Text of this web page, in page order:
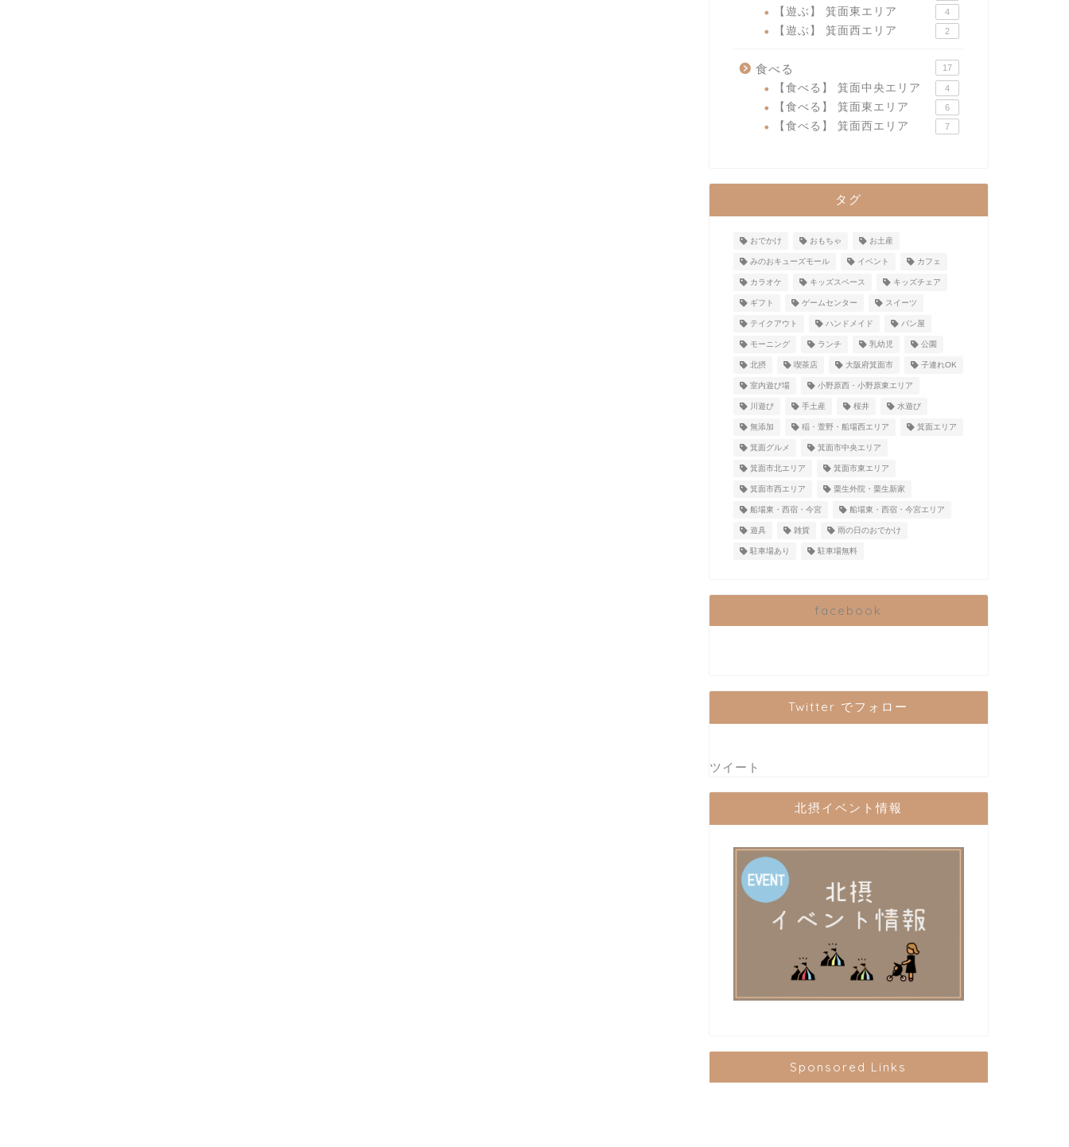
【遊ぶ】 箕面東エリア 4
【遊ぶ】 箕面西エリア 2
食べる 17
【食べる】 箕面中央エリア 4
【食べる】 箕面東エリア 6
【食べる】 箕面西エリア 7
タグ
おでかけ おもちゃ お土産
みのおキューズモール イベント カフェ
カラオケ キッズスペース キッズチェア
ギフト ゲームセンター スイーツ
テイクアウト ハンドメイド パン屋
モーニング ランチ 乳幼児 公園
北摂 喫茶店 大阪府箕面市 子連れOK
室内遊び場 小野原西・小野原東エリア
川遊び 手土産 桜井 水遊び
無添加 稲・萱野・船場西エリア 箕面エリア
箕面グルメ 箕面市中央エリア
箕面市北エリア 箕面市東エリア
箕面市西エリア 粟生外院・粟生新家
船場東・西宿・今宮 船場東・西宿・今宮エリア
遊具 雑貨 雨の日のおでかけ
駐車場あり 駐車場無料
facebook
Twitter でフォロー
ツイート
北摂イベント情報
Sponsored Links